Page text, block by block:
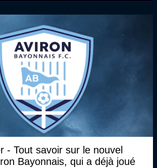
- Tout savoir sur le nouvel
Bayonnais, qui a déjà joué